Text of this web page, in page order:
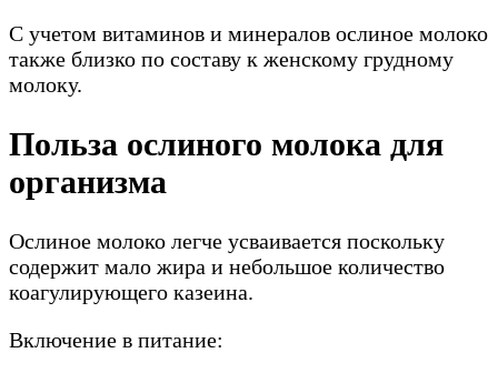
С учетом витаминов и минералов ослиное молоко
также близко по составу к женскому грудному
молоку.
Польза ослиного молока для
организма
Ослиное молоко легче усваивается поскольку
содержит мало жира и небольшое количество
коагулирующего казеина.
Включение в питание: